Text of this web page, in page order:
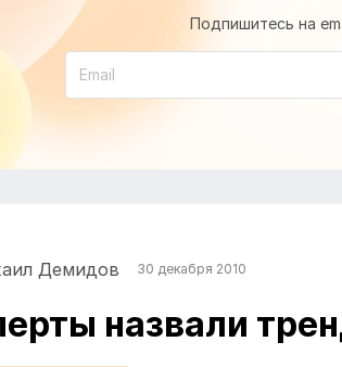
Подпишитесь на
Демидов 30 декабря 2010
назвали